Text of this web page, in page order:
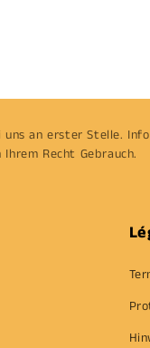
an erster Stelle.
Recht Gebrauch.